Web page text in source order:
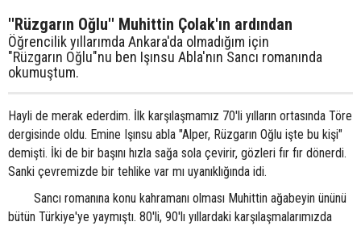
''Rüzgarın Oğlu'' Muhittin Çolak'ın ardından
Öğrencilik yıllarımda Ankara'da olmadığım için
"Rüzgarın Oğlu"nu ben Işınsu Abla'nın Sancı romanında
okumuştum.
Hayli de merak ederdim. İlk karşılaşmamız 70'li yılların ortasında Töre
dergisinde oldu. Emine Işınsu abla "Alper, Rüzgarın Oğlu işte bu kişi"
demişti. İki de bir başını hızla sağa sola çevirir, gözleri fır fır dönerdi.
Sanki çevremizde bir tehlike var mı uyanıklığında idi.
Sancı romanına konu kahramanı olması Muhittin ağabeyin ününü
bütün Türkiye'ye yaymıştı. 80'li, 90'lı yıllardaki karşılaşmalarımızda